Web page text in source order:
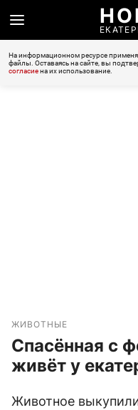
На информационном ресурсе
файлы. Оставаясь на сайте, вы
согласиена их использование.
ЖИВОТНЫЕ
Спасённая с
живёт у
Животное